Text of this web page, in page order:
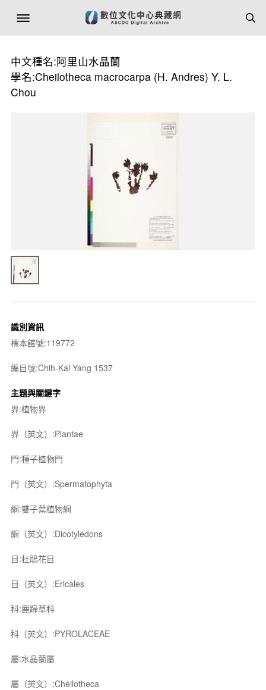
中文種名:阿里山水晶蘭
學名:Cheilotheca macrocarpa (H. Andres) Y. L.
Chou
識別資訊
標本館號:119772
編目號:Chih-Kai Yang 1537
主題與關鍵字
界:植物界
界（英文）:Plantae
門:種子植物門
門（英文）:Spermatophyta
綱:雙子葉植物綱
綱（英文）:Dicotyledons
目:杜鵑花目
目（英文）:Ericales
科:鹿蹄草科
科（英文）:PYROLACEAE
屬:水晶蘭屬
屬（英文）:Cheilotheca